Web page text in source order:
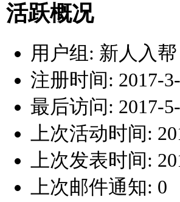
活跃概况
用户组: 新人入帮
注册时间: 2017-
最后访问: 2017-
上次活动时间:
上次发表时间:
上次邮件通知: 0